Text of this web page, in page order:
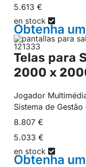
5.613 €
en stock
Obtenha um
Telas para
2000 x
Jogador
Sistema de
8.807 €
5.033 €
en stock
Obtenha um